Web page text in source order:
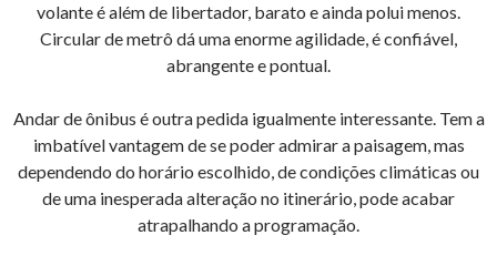
volante é além de libertador, barato e ainda polui menos.
Circular de metrô dá uma enorme agilidade, é confiável,
abrangente e pontual.
Andar de ônibus é outra pedida igualmente interessante. Tem a
imbatível vantagem de se poder admirar a paisagem, mas
dependendo do horário escolhido, de condições climáticas ou
de uma inesperada alteração no itinerário, pode acabar
atrapalhando a programação.